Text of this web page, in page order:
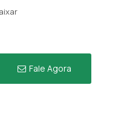
Fale Agora